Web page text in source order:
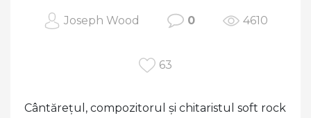
Joseph Wood 0 4610
63
Cântărețul, compozitorul și chitaristul soft rock